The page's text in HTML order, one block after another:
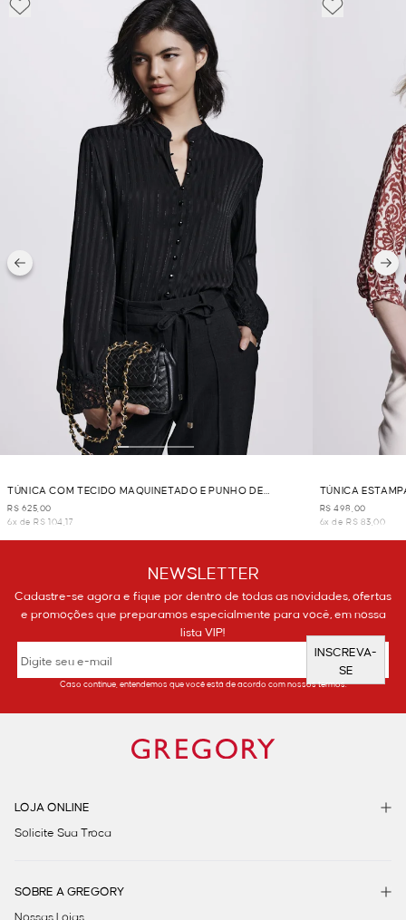
TÚNICA COM TECIDO MAQUINETADO E PUNHO DE
GUIPURE - PRETO
R$ 625,00
6x de R$ 104,17
TÚNICA
R$ 498,00
6x de R$ 83,00
NEWSLETTER
Cadastre-se agora e fique por dentro de todas as novidades, ofertas
e promoções que preparamos especialmente para você, em nossa
lista VIP!
INSCREVA-
SE
Caso continue, entendemos que você está de acordo com nossos termos.
LOJA ONLINE
Solicite Sua Troca
SOBRE A GREGORY